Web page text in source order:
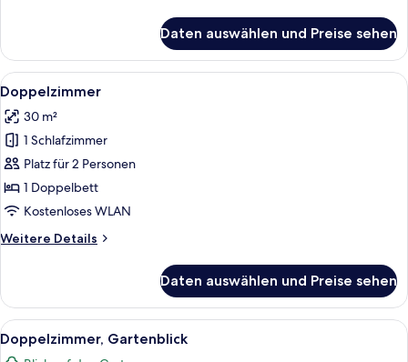
Doppelzimmer
Daten auswählen und Preise sehen
Alle
Fotos
für
Doppelzimmer
anzeigen
Ein Schlafzimmer mit einem
4
Doppelzimmer
30 m²
1 Schlafzimmer
Platz für 2 Personen
1 Doppelbett
Kostenloses WLAN
Weitere Details
Weitere
Daten auswählen und Preise sehen
Alle
Fotos
Ein Schlafzimmer mit einem großen
4
Doppelzimmer, Gartenblick